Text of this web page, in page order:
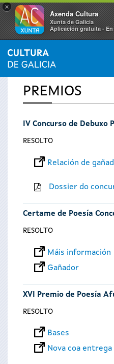
×
Axenda Cultura
Xunta de Galicia
Aplicación gratuíta -
Vostede
está
aquí
INICIO
PREMIOS
IV Concurso de Debuxo
RESOLTO
Relación de
Dossier do
Certame de Poesía
RESOLTO
Máis información
Gañador
XVI Premio de Poesía
RESOLTO
Bases
Nova coa